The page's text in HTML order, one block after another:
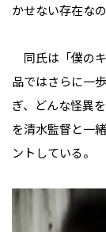
かせない存在な
同氏は「僕の
品ではさらに一
ぎ、どんな怪異
を清水監督と一
ントしている。